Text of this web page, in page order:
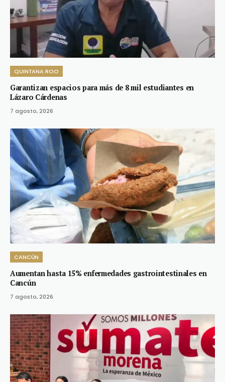
QUINTANA ROO
Garantizan espacios para más de 8 mil estudiantes en
Lázaro Cárdenas
7 agosto, 2026
CANCÚN
Aumentan hasta 15% enfermedades gastrointestinales en
Cancún
7 agosto, 2026